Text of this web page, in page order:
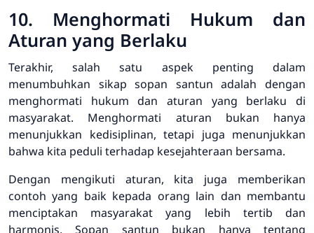
10. Menghormati Hukum dan
Aturan yang Berlaku
Terakhir, salah satu aspek penting dalam
menumbuhkan sikap sopan santun adalah dengan
menghormati hukum dan aturan yang berlaku di
masyarakat. Menghormati aturan bukan hanya
menunjukkan kedisiplinan, tetapi juga menunjukkan
bahwa kita peduli terhadap kesejahteraan bersama.
Dengan mengikuti aturan, kita juga memberikan
contoh yang baik kepada orang lain dan membantu
menciptakan masyarakat yang lebih tertib dan
harmonis. Sopan santun bukan hanya tentang